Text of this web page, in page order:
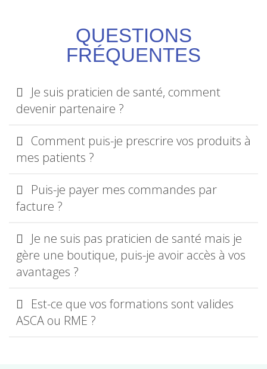
QUESTIONS
FRÉQUENTES
Je suis praticien de santé, comment
devenir partenaire ?
Comment puis-je prescrire vos produits à
mes patients ?
Puis-je payer mes commandes par
facture ?
Je ne suis pas praticien de santé mais je
gère une boutique, puis-je avoir accès à vos
avantages ?
Est-ce que vos formations sont valides
ASCA ou RME ?